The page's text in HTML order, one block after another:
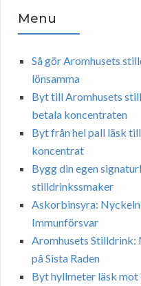
Menu
Så gör Aromhusets
lönsamma
Byt till Aromhusets
betala koncentraten
Byt från hel pall läsk
koncentrat
Bygg din egen
stilldrinkssmaker
Askorbinsyra:
Immunförsvar
Aromhusets Stilldrink:
på Sista Raden
Byt hyllmeter läsk